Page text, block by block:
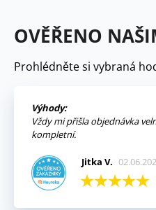
OVĚŘENO
Prohlédněte si vybraná
Výhody:
Vždy mi přišla objednávka
kompletní.
Jitka V.